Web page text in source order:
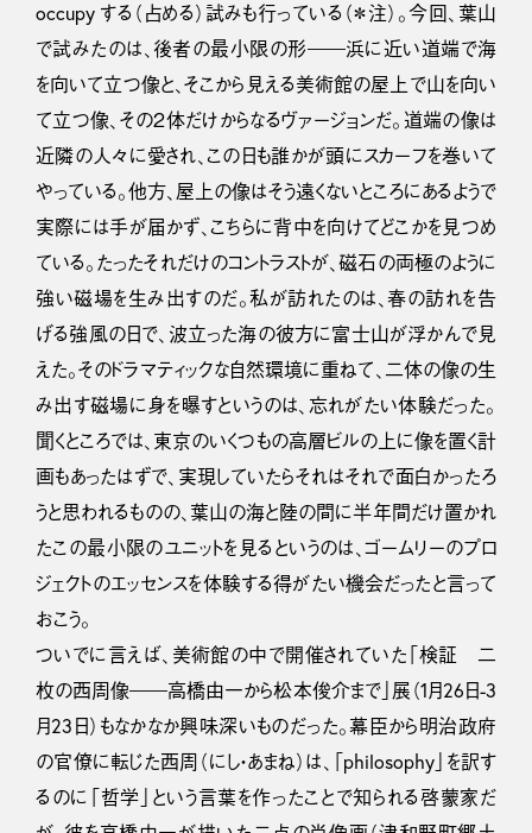
occupy する（占める）試みも行っている（＊注）。今回、葉山
で試みたのは、後者の最小限の形――浜に近い道端で海
を向いて立つ像と、そこから見える美術館の屋上で山を向い
て立つ像、その２体だけからなるヴァージョンだ。道端の像は
近隣の人々に愛され、この日も誰かが頭にスカーフを巻いて
やっている。他方、屋上の像はそう遠くないところにあるようで
実際には手が届かず、こちらに背中を向けてどこかを見つめ
ている。たったそれだけのコントラストが、磁石の両極のように
強い磁場を生み出すのだ。私が訪れたのは、春の訪れを告
げる強風の日で、波立った海の彼方に富士山が浮かんで見
えた。そのドラマティックな自然環境に重ねて、二体の像の生
み出す磁場に身を曝すというのは、忘れがたい体験だった。
聞くところでは、東京のいくつもの高層ビルの上に像を置く計
画もあったはずで、実現していたらそれはそれで面白かったろ
うと思われるものの、葉山の海と陸の間に半年間だけ置かれ
たこの最小限のユニットを見るというのは、ゴームリーのプロ
ジェクトのエッセンスを体験する得がたい機会だったと言って
おこう。
ついでに言えば、美術館の中で開催されていた「検証 二
枚の西周像――高橋由一から松本俊介まで」展（1月26日-3
月23日）もなかなか興味深いものだった。幕臣から明治政府
の官僚に転じた西周（にし・あまね）は、「philosophy」を訳す
るのに「哲学」という言葉を作ったことで知られる啓蒙家だ